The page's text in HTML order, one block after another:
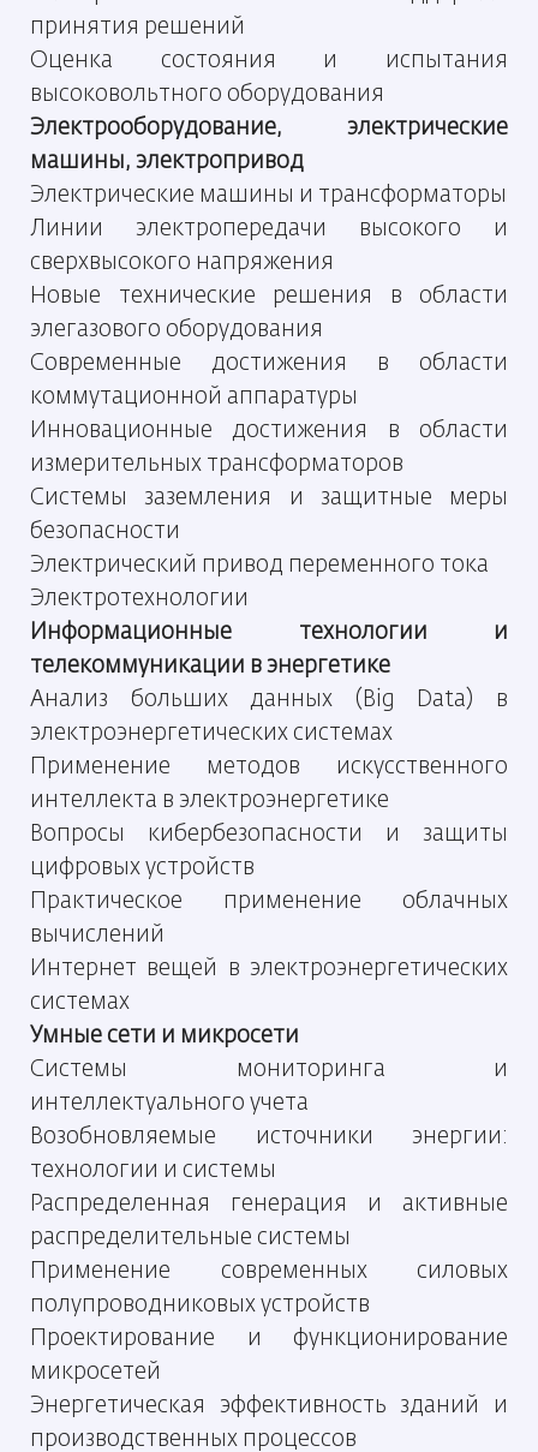
принятия решений
Оценка состояния и испытания
высоковольтного оборудования
Электрооборудование, электрические
машины, электропривод
Электрические машины и трансформаторы
Линии электропередачи высокого и
сверхвысокого напряжения
Новые технические решения в области
элегазового оборудования
Современные достижения в области
коммутационной аппаратуры
Инновационные достижения в области
измерительных трансформаторов
Системы заземления и защитные меры
безопасности
Электрический привод переменного тока
Электротехнологии
Информационные технологии и
телекоммуникации в энергетике
Анализ больших данных (Big Data) в
электроэнергетических системах
Применение методов искусственного
интеллекта в электроэнергетике
Вопросы кибербезопасности и защиты
цифровых устройств
Практическое применение облачных
вычислений
Интернет вещей в электроэнергетических
системах
Умные сети и микросети
Системы мониторинга и
интеллектуального учета
Возобновляемые источники энергии:
технологии и системы
Распределенная генерация и активные
распределительные системы
Применение современных силовых
полупроводниковых устройств
Проектирование и функционирование
микросетей
Энергетическая эффективность зданий и
производственных процессов